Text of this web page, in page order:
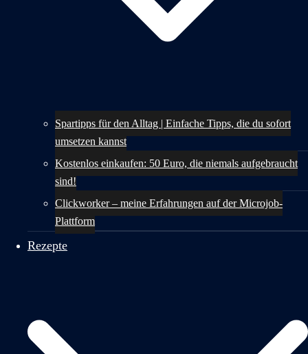
Spartipps für den Alltag | Einfache Tipps, die du sofort
umsetzen kannst
Kostenlos einkaufen: 50 Euro, die niemals aufgebraucht
sind!
Clickworker – meine Erfahrungen auf der Microjob-
Plattform
Rezepte